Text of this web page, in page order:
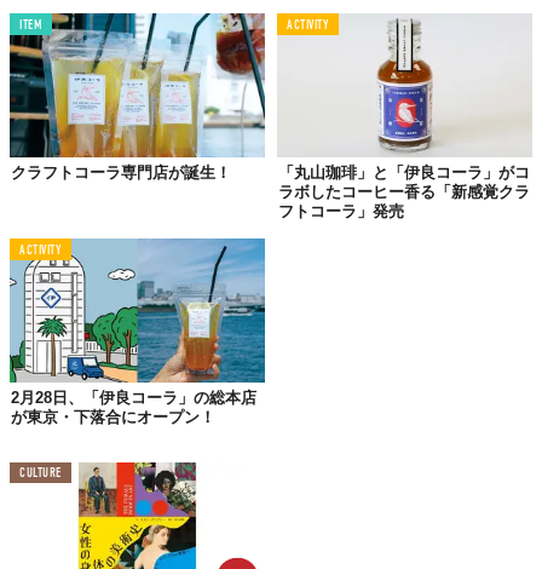
上のスパイスを調合。なかでも特筆すべきは、ガーナやコートジ
ポワールなど西アフリカ原産のコーラの実を使っていることだろ
う。ほとんどの企業が生産するコーラには、これが含まれていな
いらしい。
「美味しさはもちろんアップデートしつつ、機能的な部分を本当
にスゴいものにしたいなと考えています」
もともと偏頭痛に苦しんでいた小林さんは、薬代わりにコーラを
飲んでいたという経緯もある。古くは薬として飲まれていたとい
うコーラの機能に磨きをかけるのも1つの目標だ。
少しでも多くの人が、『伊良コーラ』を飲んでピースな気分にな
れるようにーー。
ITEM
クラフトコーラ専門店が誕生！
ACTIVITY
「丸山珈琲」と「伊良コーラ」がコ
ラボしたコーヒー香る「新感覚クラ
フトコーラ」発売
ACTIVITY
2月28日、「伊良コーラ」の総本店
が東京・下落合にオープン！
CULTURE